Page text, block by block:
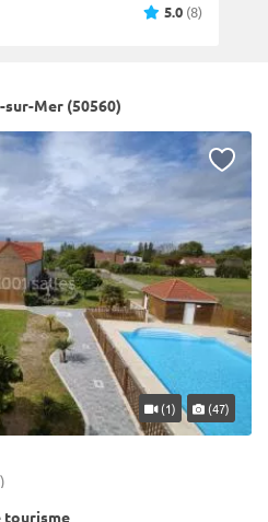
5.0 (8)
sur-Mer (50560)
(1) (47)
tourisme